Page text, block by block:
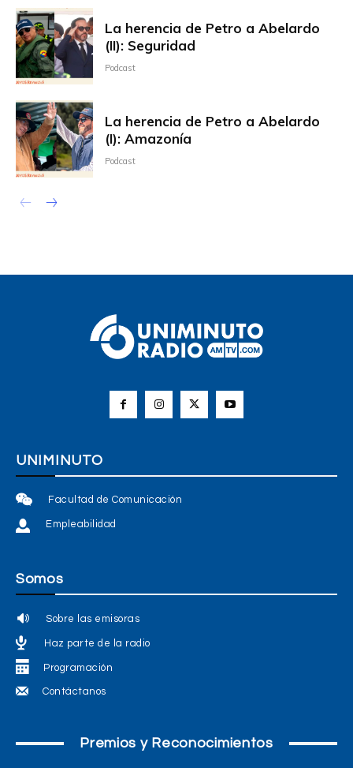
La herencia de Petro a Abelardo
(II): Seguridad
Podcast
La herencia de Petro a Abelardo
(I): Amazonía
Podcast
UNIMINUTO
Facultad de Comunicación
Empleabilidad
Somos
Sobre las emisoras
Haz parte de la radio
Programación
Contáctanos
Premios y Reconocimientos